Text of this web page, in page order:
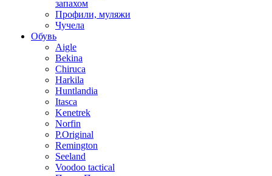
запахом
Профили, муляжи
Чучела
Обувь
Aigle
Bekina
Chiruсa
Harkila
Huntlandia
Itasca
Kenetrek
Norfin
P.Original
Remington
Seeland
Voodoo tactical